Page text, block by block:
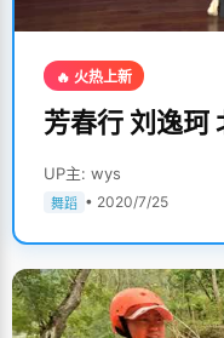
🔥 火热上新
芳春行 刘逸珂
UP主: wys
舞蹈 • 2020/7/25